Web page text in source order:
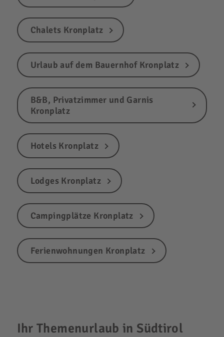
Chalets Kronplatz
Urlaub auf dem Bauernhof Kronplatz
B&B, Privatzimmer und Garnis
Kronplatz
Hotels Kronplatz
Lodges Kronplatz
Campingplätze Kronplatz
Ferienwohnungen Kronplatz
Ihr Themenurlaub in Südtirol